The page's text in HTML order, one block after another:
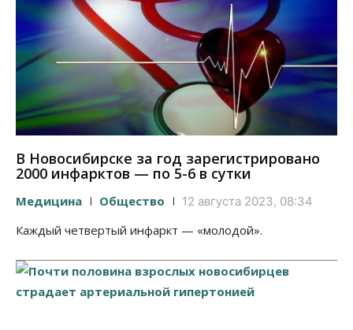
В Новосибирске за год зарегистрировано
2000 инфарктов — по 5-6 в сутки
Медицина Общество 12 августа 2023, 08:34
Каждый четвертый инфаркт — «молодой».